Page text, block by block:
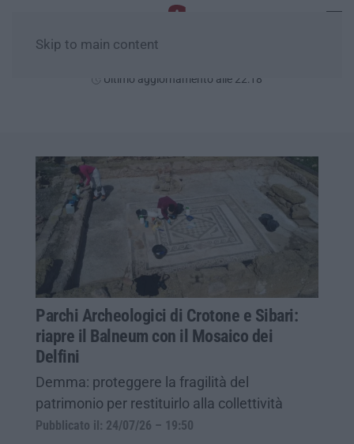
Skip to main content
Ultimo aggiornamento alle 22:18
Parchi Archeologici di Crotone e Sibari:
riapre il Balneum con il Mosaico dei
Delfini
Demma: proteggere la fragilità del
patrimonio per restituirlo alla collettività
Pubblicato il: 24/07/26 – 19:50